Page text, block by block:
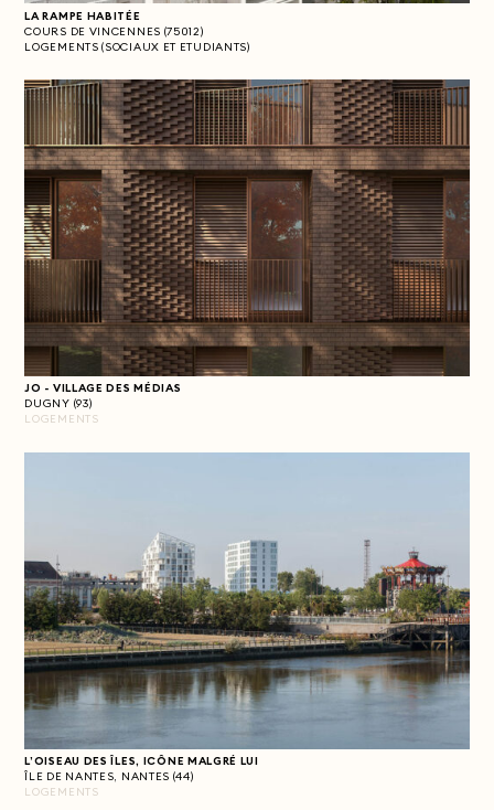
LA RAMPE HABITÉE
COURS DE VINCENNES (75012)
LOGEMENTS (SOCIAUX ET ETUDIANTS)
JO - VILLAGE DES MÉDIAS
DUGNY (93)
LOGEMENTS
L’OISEAU DES ÎLES, ICÔNE MALGRÉ LUI
ÎLE DE NANTES, NANTES (44)
LOGEMENTS